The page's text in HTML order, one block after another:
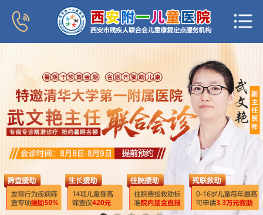
新闻中心
专家团队
科室导航
行为发育科
小儿内分泌科